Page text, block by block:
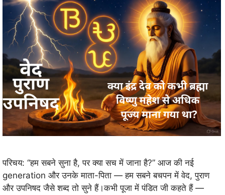
परिचय: “हम सबने सुना है, पर क्या सच में जाना है?” आज की नई
generation और उनके माता-पिता — हम सबने बचपन में वेद, पुराण
और उपनिषद जैसे शब्द तो सुने हैं।कभी पूजा में पंडित जी कहते हैं —